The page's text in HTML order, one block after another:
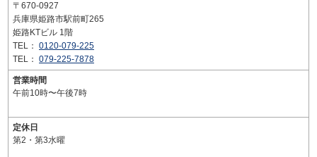
〒670-0927
兵庫県姫路市駅前町265
姫路KTビル 1階
TEL： 0120-079-225
TEL： 079-225-7878
営業時間
午前10時〜午後7時
定休日
第2・第3水曜